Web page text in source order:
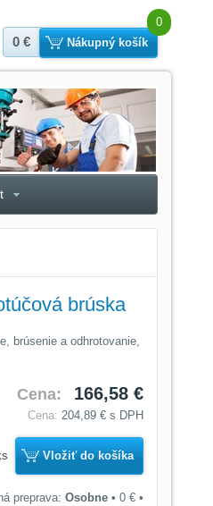
Hľadať
0 €
0
Nákupný košík
brúska
brúsenie a odhrotovanie,
Cena: 166,58 €
Cena: 204,89 € s DPH
Vložiť do košíka
Osobne • 0 € •